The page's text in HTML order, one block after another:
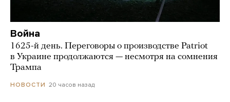
Война
1625-й день. Переговоры о производстве Patriot
в Украине продолжаются — несмотря на сомнения
Трампа
НОВОСТИ 20 часов назад